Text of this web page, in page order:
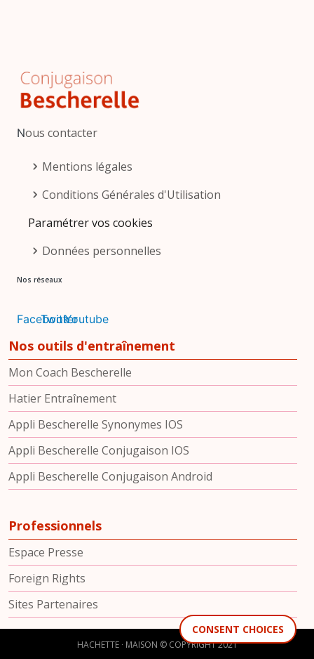
Nous contacter
Pied de page
Mentions légales
Conditions Générales d'Utilisation
Paramétrer vos cookies
Données personnelles
Nos réseaux
Facebook
TwitterYoutube
Nos outils d'entraînement
Mon Coach Bescherelle
Hatier Entraînement
Appli Bescherelle Synonymes IOS
Appli Bescherelle Conjugaison IOS
Appli Bescherelle Conjugaison Android
Professionnels
Espace Presse
Foreign Rights
Sites Partenaires
HACHETTE ∙ MAISON © COPYRIGHT 2021
CONSENT CHOICES